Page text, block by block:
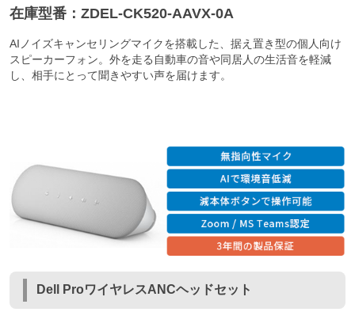
在庫型番：ZDEL-CK520-AAVX-0A
AIノイズキャンセリングマイクを搭載した、据え置き型の個人向け
スピーカーフォン。外を走る自動車の音や同居人の生活音を軽減
し、相手にとって聞きやすい声を届けます。
Dell ProワイヤレスANCヘッドセット